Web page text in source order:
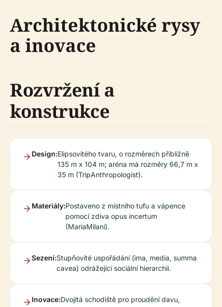
Architektonické rysy
a inovace
Rozvržení a
konstrukce
Design:Elipsovitého tvaru, o rozměrech přibližně
135 m x 104 m; aréna má rozměry 66,7 m x
35 m (TripAnthropologist).
Materiály:Postaveno z místního tufu a vápence
pomocí zdiva opus incertum
(MariaMilani).
Sezení:Stupňovité uspořádání (ima, media, summa
cavea) odrážející sociální hierarchii.
Inovace:Dvojitá schodiště pro proudění davu,